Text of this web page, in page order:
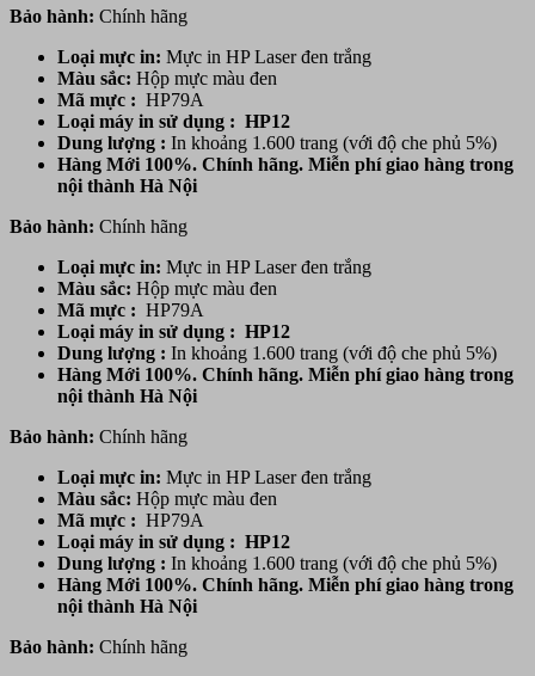
Bảo hành: Chính hãng
Loại mực in: Mực in HP Laser đen trắng
Màu sắc: Hộp mực màu đen
Mã mực : HP79A
Loại máy in sử dụng : HP12
Dung lượng : In khoảng 1.600 trang (với độ che phủ 5%)
Hàng Mới 100%. Chính hãng. Miễn phí giao hàng trong
nội thành Hà Nội
Bảo hành: Chính hãng
Loại mực in: Mực in HP Laser đen trắng
Màu sắc: Hộp mực màu đen
Mã mực : HP79A
Loại máy in sử dụng : HP12
Dung lượng : In khoảng 1.600 trang (với độ che phủ 5%)
Hàng Mới 100%. Chính hãng. Miễn phí giao hàng trong
nội thành Hà Nội
Bảo hành: Chính hãng
Loại mực in: Mực in HP Laser đen trắng
Màu sắc: Hộp mực màu đen
Mã mực : HP79A
Loại máy in sử dụng : HP12
Dung lượng : In khoảng 1.600 trang (với độ che phủ 5%)
Hàng Mới 100%. Chính hãng. Miễn phí giao hàng trong
nội thành Hà Nội
Bảo hành: Chính hãng